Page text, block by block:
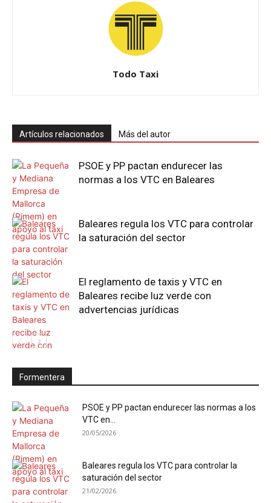
Todo Taxi
Artículos relacionados Más del autor
PSOE y PP pactan endurecer las
normas a los VTC en Baleares
Baleares regula los VTC para controlar
la saturación del sector
El reglamento de taxis y VTC en
Baleares recibe luz verde con
advertencias jurídicas
Formentera
PSOE y PP pactan endurecer las normas a los
VTC en...
20/05/2026
Baleares regula los VTC para controlar la
saturación del sector
21/02/2026